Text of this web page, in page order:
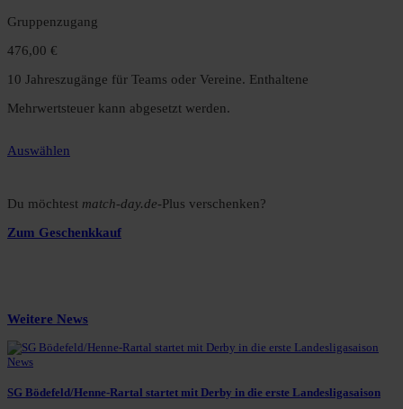
Gruppenzugang
476,00 €
10 Jahreszugänge für Teams oder Vereine. Enthaltene
Mehrwertsteuer kann abgesetzt werden.
Auswählen
Du möchtest match-day.de-Plus verschenken?
Zum Geschenkkauf
Weitere News
News
SG Bödefeld/Henne-Rartal startet mit Derby in die erste Landesligasaison